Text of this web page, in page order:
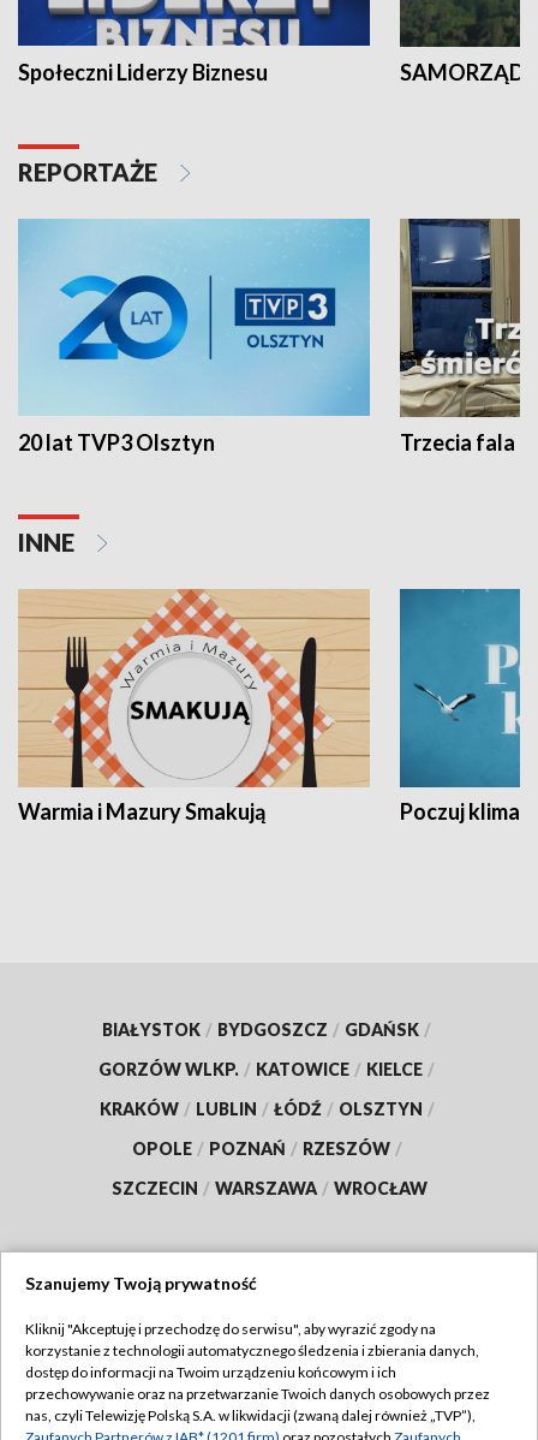
Społeczni Liderzy Biznesu SAMORZĄD
REPORTAŻE
20 lat TVP3 Olsztyn Trzecia fala -
INNE
Warmia i Mazury Smakują Poczuj klimat
BIAŁYSTOK / BYDGOSZCZ / GDAŃSK /
GORZÓW WLKP. / KATOWICE / KIELCE /
KRAKÓW / LUBLIN / ŁÓDŹ / OLSZTYN /
OPOLE / POZNAŃ / RZESZÓW /
SZCZECIN / WARSZAWA / WROCŁAW
TVP
Abonament TVP
Emisja w TVP
Regulamin TVP
Szanujemy Twoją prywatność
Kliknij "Akceptuję i przechodzę do serwisu", aby wyrazić zgody na
korzystanie z technologii automatycznego śledzenia i zbierania danych,
dostęp do informacji na Twoim urządzeniu końcowym i ich
przechowywanie oraz na przetwarzanie Twoich danych osobowych przez
nas, czyli Telewizję Polską S.A. w likwidacji (zwaną dalej również „TVP”),